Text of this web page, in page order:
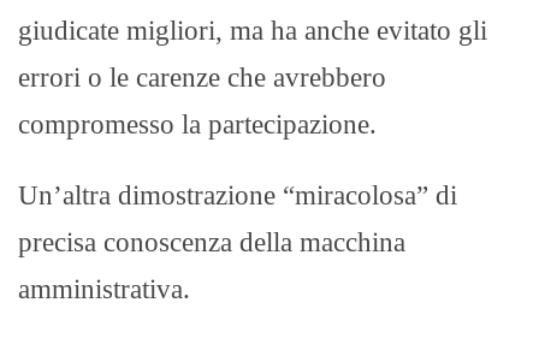
giudicate migliori, ma ha anche evitato gli
errori o le carenze che avrebbero
compromesso la partecipazione.
Un’altra dimostrazione “miracolosa” di
precisa conoscenza della macchina
amministrativa.